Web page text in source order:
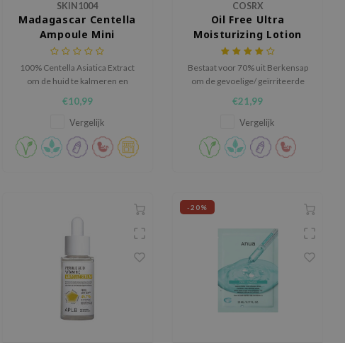
SKIN1004
Madagascar Centella
Ampoule Mini
100% Centella Asiatica Extract
om de huid te kalmeren en
€10,99
Vergelijk
COSRX
Oil Free Ultra
Moisturizing Lotion
Bestaat voor 70% uit Berkensap
om de gevoelige/ geïrriteerde
€21,99
Vergelijk
-20%